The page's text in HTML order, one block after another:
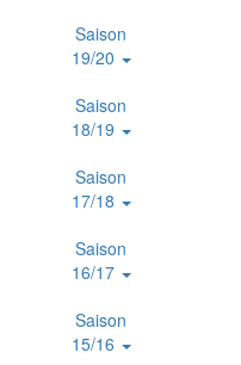
Saison
19/20
Saison
18/19
Saison
17/18
Saison
16/17
Saison
15/16